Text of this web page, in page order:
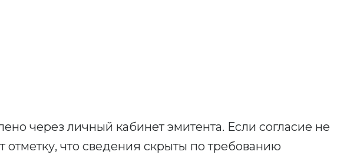
через личный кабинет эмитента. Если согласие не
отметку, что сведения скрыты по требованию